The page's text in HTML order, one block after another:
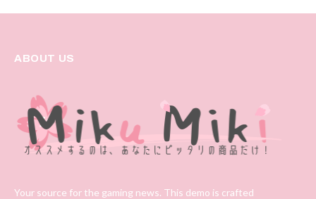
ABOUT US
Your source for the gaming news. This demo is crafted